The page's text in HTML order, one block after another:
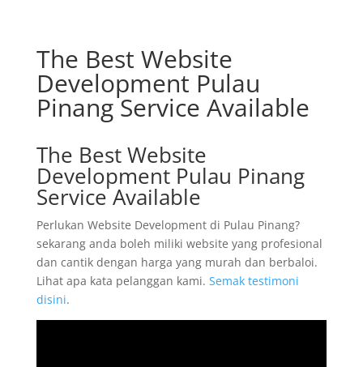
The Best Website
Development Pulau
Pinang Service Available
The Best Website
Development Pulau Pinang
Service Available
Perlukan Website Development di Pulau Pinang?
sekarang anda boleh miliki website yang profesional
dan cantik dengan harga yang murah dan berbaloi.
Lihat apa kata pelanggan kami. Semak testimoni
disini.